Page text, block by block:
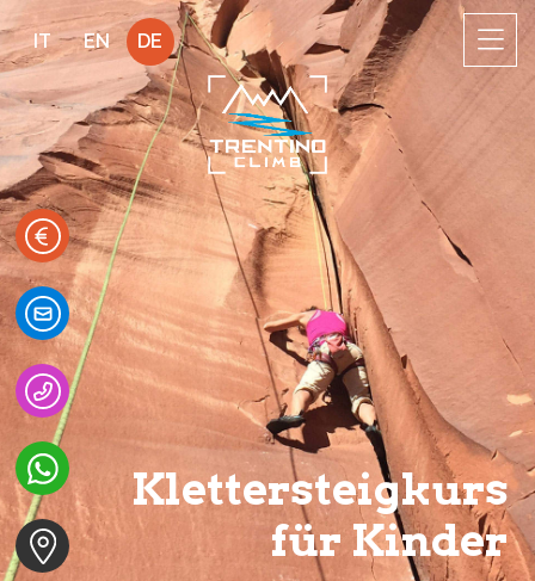
IT EN DE
Klettersteigkurs
für Kinder